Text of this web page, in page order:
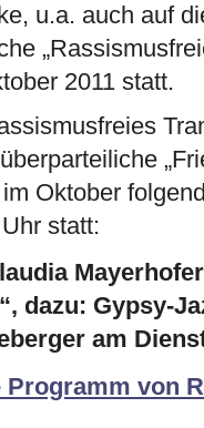
u.a. auch auf
2011 statt.
Oktober
statt:
dazu: Gypsy-
am
Programm von